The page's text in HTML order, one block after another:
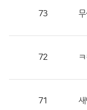
제
성
73 무
72
71 새